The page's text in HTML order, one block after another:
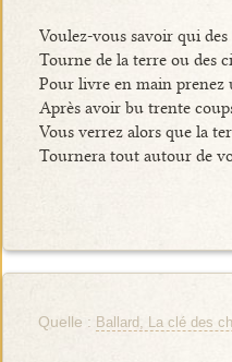
Voulez-vous savoir qui des
Tourne de la terre ou des
Pour livre en main prenez
Après avoir bu trente
Vous verrez alors que la
Tournera tout autour de
Quelle : Ballard, La clé des